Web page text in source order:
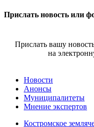
Прислать новость или
Прислать вашу
на
Новости
Анонсы
Муниципалитеты
Мнение экспертов
Костромское